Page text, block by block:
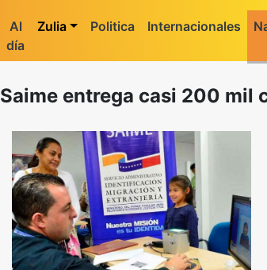
Al
día
Zulia Politica Internacionales
Saime entrega casi 200 mil